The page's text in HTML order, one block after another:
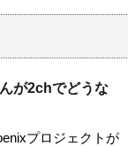
が2chでどうな
プロジェクトが